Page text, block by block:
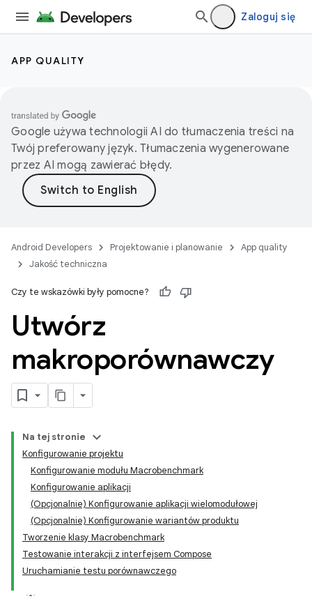
Zaloguj się
APP QUALITY
Google używa technologii AI do tłumaczenia treści na
Twój preferowany język. Tłumaczenia wygenerowane
przez AI mogą zawierać błędy.
Android Developers Projektowanie i planowanie
App quality
Jakość techniczna
Czy te wskazówki były pomocne?
Utwórz
makroporównawczy
Na tej stronie
Konfigurowanie projektu
Konfigurowanie modułu Macrobenchmark
Konfigurowanie aplikacji
(Opcjonalnie) Konfigurowanie aplikacji wielomodułowej
(Opcjonalnie) Konfigurowanie wariantów produktu
Tworzenie klasy Macrobenchmark
Testowanie interakcji z interfejsem Compose
Uruchamianie testu porównawczego